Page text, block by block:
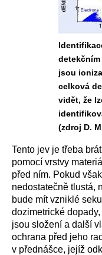
detekčním
jsou
celková
vidět, že
(zdroj D.
Tento jev je třeba
pomocí vrstvy
před ním. Pokud
nedostatečně tlustá,
bude mít vzniklé
dozimetrické
jsou složení a další
ochrana před jeho
v přednášce, jejíž